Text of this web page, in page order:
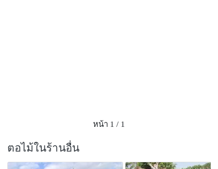
หน้า 1 / 1
ตอไม้ในร้านอื่น